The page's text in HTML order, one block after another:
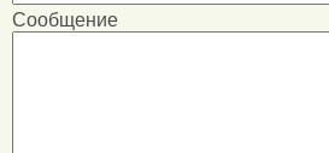
Сообщение